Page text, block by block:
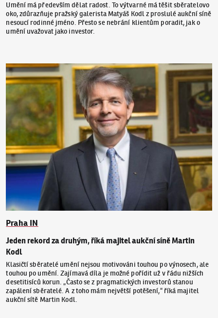
Umění má především dělat radost. To výtvarné má těšit sběratelovo
oko, zdůrazňuje pražský galerista Matyáš Kodl z proslulé aukční síně
nesoucí rodinné jméno. Přesto se nebrání klientům poradit, jak o
umění uvažovat jako investor.
Praha IN
Jeden rekord za druhým, říká majitel aukční síně Martin
Kodl
Klasičtí sběratelé umění nejsou motivováni touhou po výnosech, ale
touhou po umění. Zajímavá díla je možné pořídit už v řádu nižších
desetitisíců korun. „Často se z pragmatických investorů stanou
zapálení sběratelé. A z toho mám největší potěšení,“ říká majitel
aukční sítě Martin Kodl.